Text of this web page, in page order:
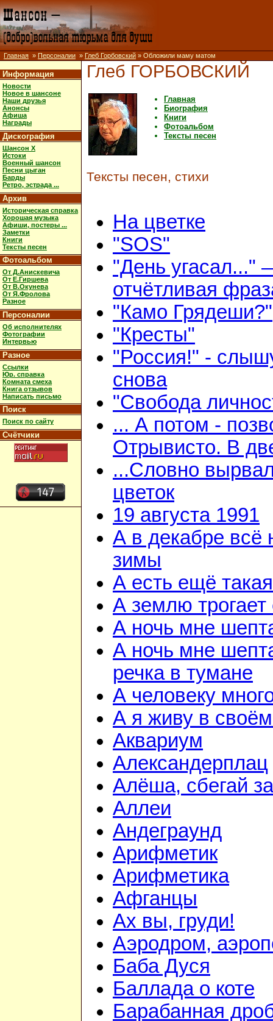
Главная » Персоналии » Глеб Горбовский » Обложили маму матом
Информация
Новости
Новое в шансоне
Наши друзья
Анонсы
Афиша
Награды
Дискография
Шансон X
Истоки
Военный шансон
Песни цыган
Барды
Ретро, эстрада ...
Архив
Историческая справка
Хорошая музыка
Афиши, постеры ...
Заметки
Книги
Тексты песен
Фотоальбом
От Д.Анискевича
От Е.Гиршева
От В.Окунева
От Я.Фролова
Разное
Персоналии
Об исполнителях
Фотографии
Интервью
Разное
Ссылки
Юр. справка
Комната смеха
Книга отзывов
Написать письмо
Поиск
Поиск по сайту
Счётчики
Глеб ГОРБОВСКИЙ
Главная
Биография
Книги
Фотоальбом
Тексты песен
Тексты песен, стихи
На цветке
"SOS"
"День угасал..."
отчётливая
"Камо Грядеши?"
"Кресты"
"Россия!" -
снова
"Свобода
... А потом -
Отрывисто. В
...Словно
цветок
19 августа 1991
А в декабре всё
зимы
А есть ещё
А землю трогает
А ночь мне
А ночь мне
речка в тумане
А человеку
А я живу в своём
Аквариум
Александерплац
Алёша, сбегай
Аллеи
Андеграунд
Арифметик
Арифметика
Афганцы
Ах вы, груди!
Аэродром,
Баба Дуся
Баллада о коте
Барабанная